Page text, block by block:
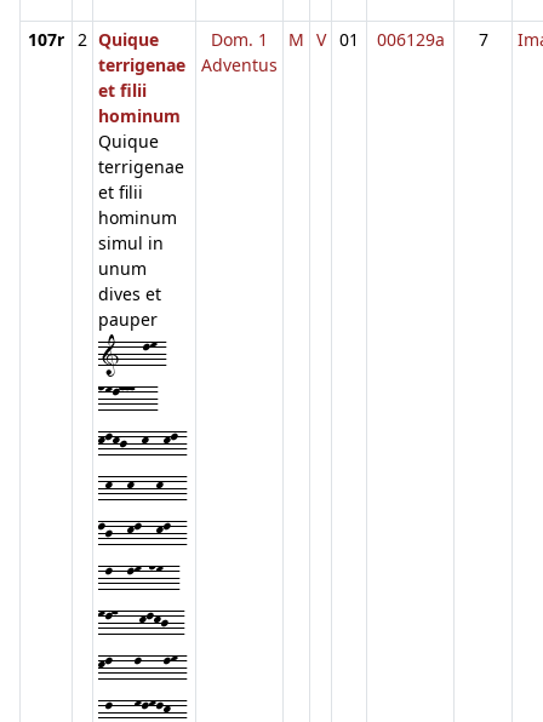
107r 2 Quique
terrigenae
et filii
hominum
Quique
terrigenae
et filii
hominum
simul in
unum
dives et
pauper
1---lm-
nml777---
klkj--k--kl-
-k--k---k---
lj--kl--kl--
-l--lm-nm--
ml7---klkj--
kl---l---lm-
Dom. 1
Adventus
M V 01 006129a 7